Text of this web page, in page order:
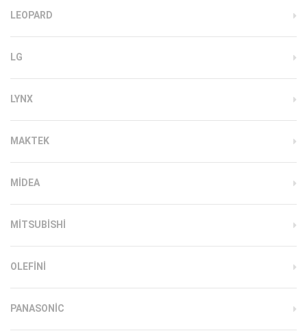
LEOPARD
LG
LYNX
MAKTEK
MIDEA
MITSUBISHI
OLEFINI
PANASONIC